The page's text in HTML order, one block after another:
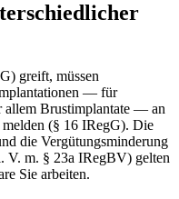
greift, müssen
— für
allem Brustimplantate — an
(§ 16 IRegG). Die
die Vergütungsminderung
V. m. § 23a IRegBV) gelten
Sie arbeiten.